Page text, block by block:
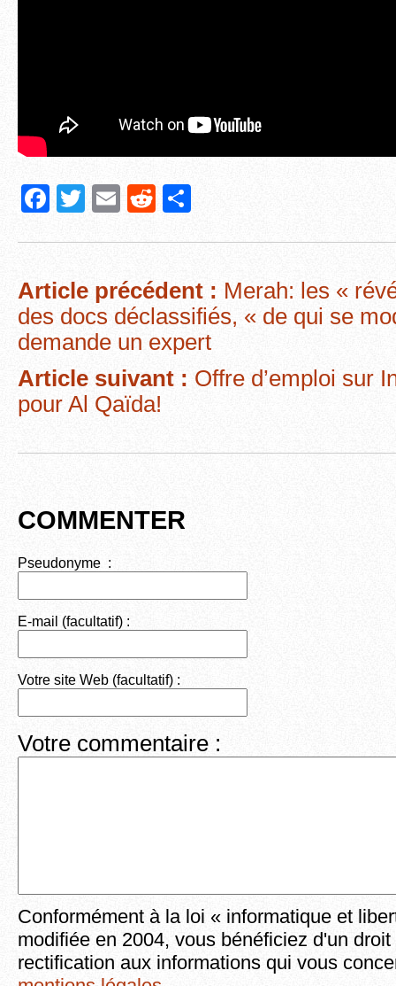
F
e
b
o
o
k
T
er
E
R
di
t
g
er
Article précédent : Merah: les «
des docs déclassifiés, « de qui se
demande un expert
Article suivant : Offre d’emploi sur
pour Al Qaïda!
COMMENTER
Pseudonyme :
E-mail (facultatif) :
Votre site Web (facultatif) :
Votre commentaire :
Conformément à la loi « informatique et
modifiée en 2004, vous bénéficiez d'un
rectification aux informations qui vous